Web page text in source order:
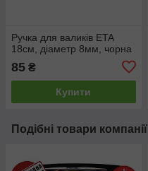
Ручка для валиків ETA
18см, діаметр 8мм, чорна
85 ₴
Купити
Подібні товари компанії